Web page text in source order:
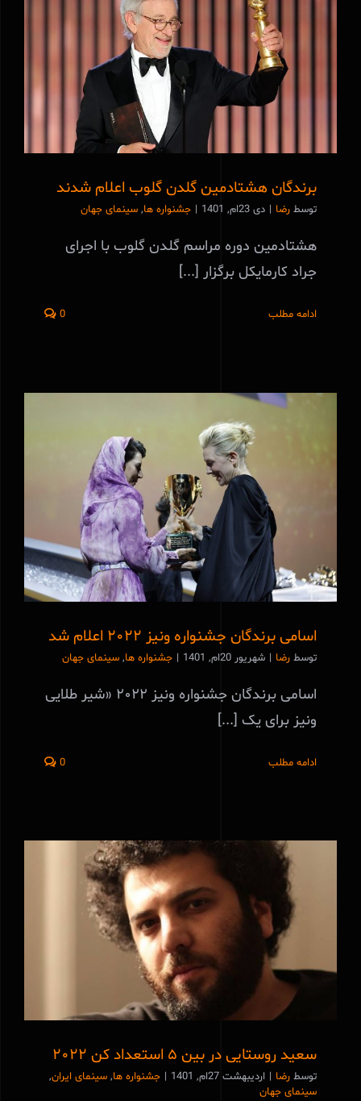
برندگان هشتادمین گلدن گلوب اعلام‌ شدند
برندگان هشتادمین گلدن گلوب اعلام‌ شدند
توسط رضا | دی 23ام, 1401 | جشنواره ها, سینمای جهان
هشتادمین دوره مراسم گلدن گلوب با اجرای
جراد کارمایکل برگزار [...]
ادامه مطلب 0
اسامی برندگان جشنواره ونیز ۲۰۲۲ اعلام شد
اسامی برندگان جشنواره ونیز ۲۰۲۲ اعلام شد
توسط رضا | شهریور 20ام, 1401 | جشنواره ها, سینمای جهان
اسامی برندگان جشنواره ونیز ۲۰۲۲ «شیر طلایی
ونیز برای یک [...]
ادامه مطلب 0
سعید روستایی در بین ۵ استعداد کن ۲۰۲۲
سعید روستایی در بین ۵ استعداد کن ۲۰۲۲
توسط رضا | اردیبهشت 27ام, 1401 | جشنواره ها, سینمای ایران,
سینمای جهان